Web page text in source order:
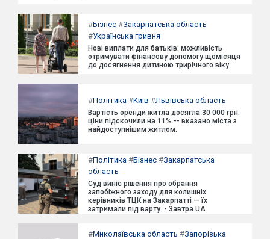
#Бізнес #Закарпатська область
#Українська гривня
Нові виплати для батьків: можливість
отримувати фінансову допомогу щомісяця
до досягнення дитиною трирічного віку.
#Політика #Київ #Львівська область
Вартість оренди житла досягла 30 000 грн:
ціни підскочили на 11% -- вказано міста з
найдоступнішим житлом.
#Політика #Бізнес #Закарпатська
область
Суд виніс рішення про обрання
запобіжного заходу для колишніх
керівників ТЦК на Закарпатті — їх
затримали під варту. - Завтра.UA
#Миколаївська область #Запорізька